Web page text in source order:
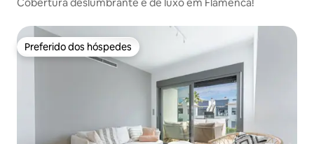
Preferido dos hóspedes
Preferido dos hóspedes